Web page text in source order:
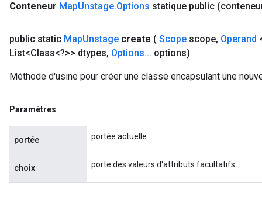
Conteneur MapUnstage.Options statique public
public static MapUnstage create ( Scope scope, Operand
List<Class<?>> dtypes, Options... options)
Méthode d'usine pour créer une classe encapsulant une
Paramètres
portée portée actuelle
choix porte des valeurs d'attributs facultatifs